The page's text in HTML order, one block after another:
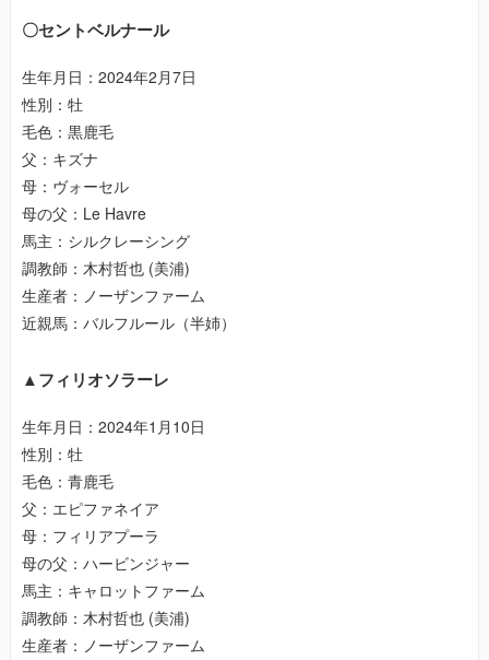
〇セントベルナール
生年月日：2024年2月7日
性別：牡
毛色：黒鹿毛
父：キズナ
母：ヴォーセル
母の父：Le Havre
馬主：シルクレーシング
調教師：木村哲也 (美浦)
生産者：ノーザンファーム
近親馬：バルフルール（半姉）
▲フィリオソラーレ
生年月日：2024年1月10日
性別：牡
毛色：青鹿毛
父：エピファネイア
母：フィリアプーラ
母の父：ハービンジャー
馬主：キャロットファーム
調教師：木村哲也 (美浦)
生産者：ノーザンファーム